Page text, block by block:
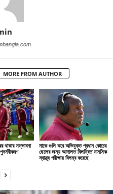
MORE FROM AUTHOR
থাকার সম্ভাবনা
মাকে গুলি করে অভিযুক্ত প্রধান কোচের
ছেলের জন্য আদালত বিলম্বিত মানসিক
স্বাস্থ্য পরীক্ষায় বিলম্ব করেছে